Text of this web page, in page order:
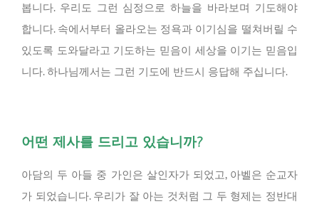
봅니다. 우리도 그런 심정으로 하늘을 바라보며 기도해야
합니다. 속에서부터 올라오는 정욕과 이기심을 떨쳐버릴 수
있도록 도와달라고 기도하는 믿음이 세상을 이기는 믿음입
니다. 하나님께서는 그런 기도에 반드시 응답해 주십니다.
어떤 제사를 드리고 있습니까?
아담의 두 아들 중 가인은 살인자가 되었고, 아벨은 순교자
가 되었습니다. 우리가 잘 아는 것처럼 그 두 형제는 정반대